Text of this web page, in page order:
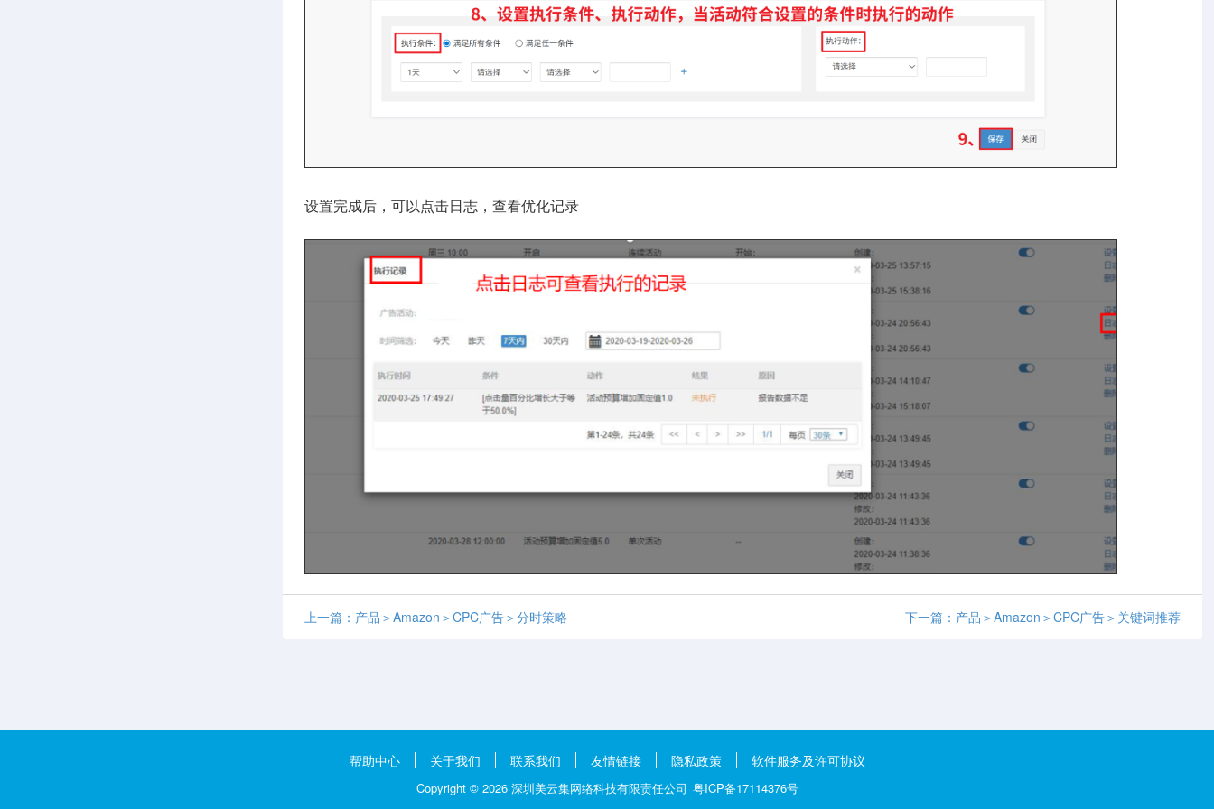
设置完成后，可以点击日志，查看优化记录
上一篇：产品＞Amazon＞CPC广告＞分时策略 下一篇：产品＞Amazon＞CPC广告＞关键词推荐
帮助中心 关于我们 联系我们 友情链接 隐私政策 软件服务及许可协议
Copyright © 2026 深圳美云集网络科技有限责任公司 粤ICP备17114376号